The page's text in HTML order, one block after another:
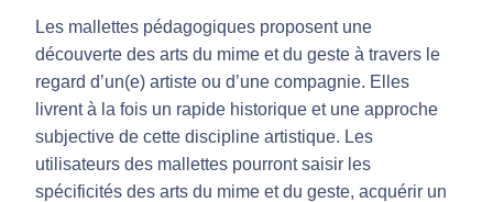
Les mallettes pédagogiques proposent une
découverte des arts du mime et du geste à travers le
regard d’un(e) artiste ou d’une compagnie. Elles
livrent à la fois un rapide historique et une approche
subjective de cette discipline artistique. Les
utilisateurs des mallettes pourront saisir les
spécificités des arts du mime et du geste, acquérir un